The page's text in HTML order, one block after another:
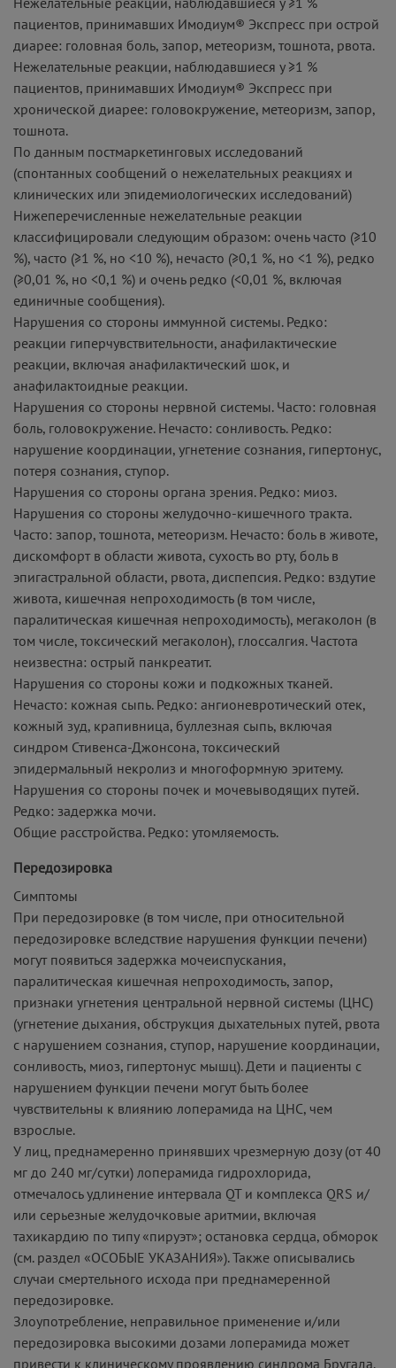
пациентов, принимавших Имодиум® Экспресс при острой
диарее: головная боль, запор, метеоризм, тошнота, рвота.
Нежелательные реакции, наблюдавшиеся у ≥1 %
пациентов, принимавших Имодиум® Экспресс при
хронической диарее: головокружение, метеоризм, запор,
тошнота.
По данным постмаркетинговых исследований
(спонтанных сообщений о нежелательных реакциях и
клинических или эпидемиологических исследований)
Нижеперечисленные нежелательные реакции
классифицировали следующим образом: очень часто (≥10
%), часто (≥1 %, но <10 %), нечасто (≥0,1 %, но <1 %), редко
(≥0,01 %, но <0,1 %) и очень редко (<0,01 %, включая
единичные сообщения).
Нарушения со стороны иммунной системы. Редко:
реакции гиперчувствительности, анафилактические
реакции, включая анафилактический шок, и
анафилактоидные реакции.
Нарушения со стороны нервной системы. Часто: головная
боль, головокружение. Нечасто: сонливость. Редко:
нарушение координации, угнетение сознания, гипертонус,
потеря сознания, ступор.
Нарушения со стороны органа зрения. Редко: миоз.
Нарушения со стороны желудочно-кишечного тракта.
Часто: запор, тошнота, метеоризм. Нечасто: боль в животе,
дискомфорт в области живота, сухость во рту, боль в
эпигастральной области, рвота, диспепсия. Редко: вздутие
живота, кишечная непроходимость (в том числе,
паралитическая кишечная непроходимость), мегаколон (в
том числе, токсический мегаколон), глоссалгия. Частота
неизвестна: острый панкреатит.
Нарушения со стороны кожи и подкожных тканей.
Нечасто: кожная сыпь. Редко: ангионевротический отек,
кожный зуд, крапивница, буллезная сыпь, включая
синдром Стивенса-Джонсона, токсический
эпидермальный некролиз и многоформную эритему.
Нарушения со стороны почек и мочевыводящих путей.
Редко: задержка мочи.
Общие расстройства. Редко: утомляемость.
Передозировка
Симптомы
При передозировке (в том числе, при относительной
передозировке вследствие нарушения функции печени)
могут появиться задержка мочеиспускания,
паралитическая кишечная непроходимость, запор,
признаки угнетения центральной нервной системы (ЦНС)
(угнетение дыхания, обструкция дыхательных путей, рвота
с нарушением сознания, ступор, нарушение координации,
сонливость, миоз, гипертонус мышц). Дети и пациенты с
нарушением функции печени могут быть более
чувствительны к влиянию лоперамида на ЦНС, чем
взрослые.
У лиц, преднамеренно принявших чрезмерную дозу (от 40
мг до 240 мг/сутки) лоперамида гидрохлорида,
отмечалось удлинение интервала QT и комплекса QRS и/
или серьезные желудочковые аритмии, включая
тахикардию по типу «пируэт»; остановка сердца, обморок
(см. раздел «ОСОБЫЕ УКАЗАНИЯ»). Также описывались
случаи смертельного исхода при преднамеренной
передозировке.
Злоупотребление, неправильное применение и/или
передозировка высокими дозами лоперамида может
привести к клиническому проявлению синдрома Бругада.